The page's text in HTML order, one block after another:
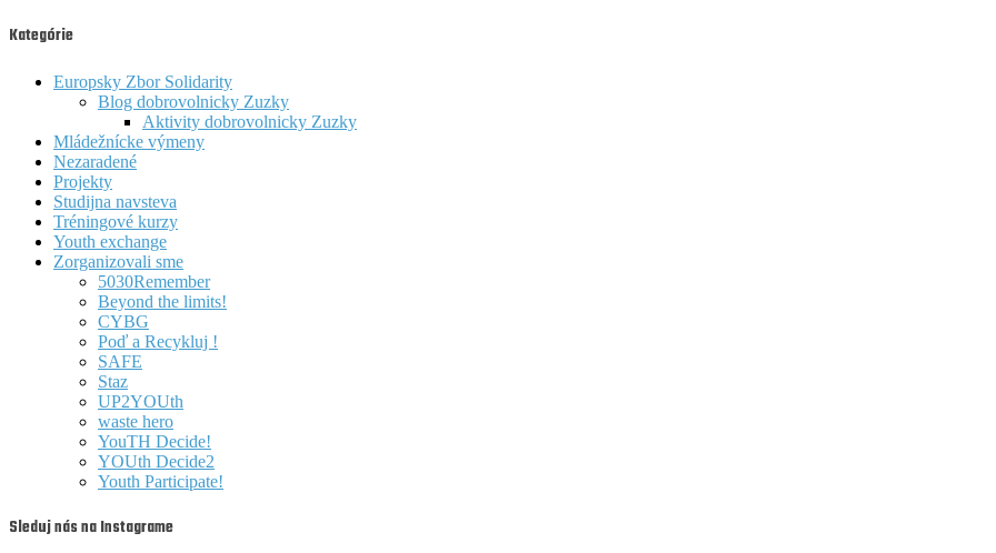
Kategórie
Europsky Zbor Solidarity
Blog dobrovolnicky Zuzky
Aktivity dobrovolnicky Zuzky
Mládežnícke výmeny
Nezaradené
Projekty
Studijna navsteva
Tréningové kurzy
Youth exchange
Zorganizovali sme
5030Remember
Beyond the limits!
CYBG
Poď a Recykluj !
SAFE
Staz
UP2YOUth
waste hero
YouTH Decide!
YOUth Decide2
Youth Participate!
Sleduj nás na Instagrame